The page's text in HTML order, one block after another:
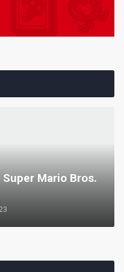
Mario Bros.